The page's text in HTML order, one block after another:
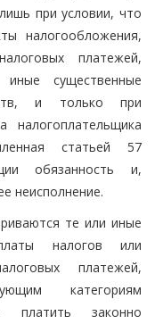
при условии, что
налогообложения,
платежей,
иные существенные
и только при
налогоплательщика
статьей 57
обязанность и,
неисполнение.
те или иные
налогов или
платежей,
категориям
платить законно